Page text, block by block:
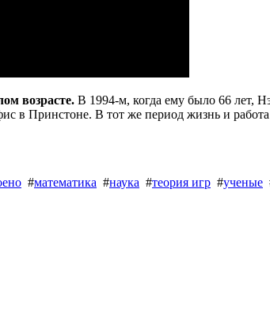
возрасте. В 1994-м, когда ему было 66 лет,
в Принстоне. В тот же период жизнь и работа
#математика #наука #теория игр #ученые